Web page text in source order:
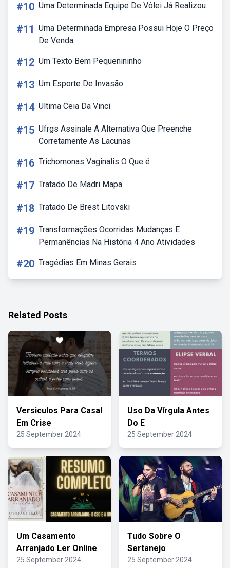
#10 Uma Determinada Equipe De Vôlei Já Realizou
#11 Uma Determinada Empresa Possui Hoje O Preço
De Venda
#12 Um Texto Bem Pequenininho
#13 Um Esporte De Invasão
#14 Ultima Ceia Da Vinci
#15 Ufrgs Assinale A Alternativa Que Preenche
Corretamente As Lacunas
#16 Trichomonas Vaginalis O Que é
#17 Tratado De Madri Mapa
#18 Tratado De Brest Litovski
#19 Transformações Ocorridas Mudanças E
Permanências Na História 4 Ano Atividades
#20 Tragédias Em Minas Gerais
Related Posts
Versiculos Para Casal
Em Crise
25 September 2024
Uso Da Vírgula Antes
Do E
25 September 2024
Um Casamento
Arranjado Ler Online
25 September 2024
Tudo Sobre O
Sertanejo
25 September 2024